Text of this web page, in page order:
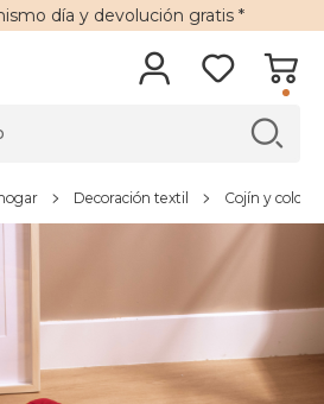
día y devolución gratis*
Decoración textil Cojín y